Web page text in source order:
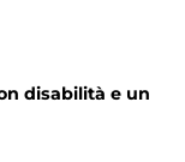
disabilità e un